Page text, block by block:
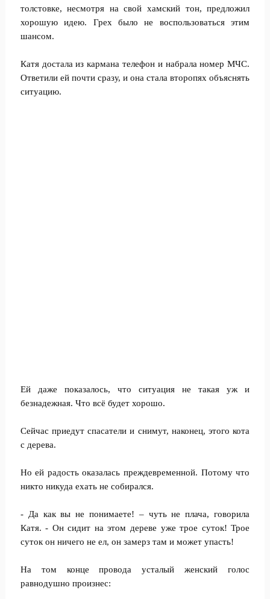
толстовке, несмотря на свой хамский тон, предложил
хорошую идею. Грех было не воспользоваться этим
шансом.
Катя достала из кармана телефон и набрала номер МЧС.
Ответили ей почти сразу, и она стала второпях объяснять
ситуацию.
Ей даже показалось, что ситуация не такая уж и
безнадежная. Что всё будет хорошо.
Сейчас приедут спасатели и снимут, наконец, этого кота
с дерева.
Но ей радость оказалась преждевременной. Потому что
никто никуда ехать не собирался.
- Да как вы не понимаете! – чуть не плача, говорила
Катя. - Он сидит на этом дереве уже трое суток! Трое
суток он ничего не ел, он замерз там и может упасть!
На том конце провода усталый женский голос
равнодушно произнес: